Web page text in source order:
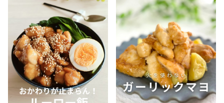
#簡単レシピ #時短レシピ #ズボラレシピ #胸肉 #鶏胸肉レシ
ピ #とりむね肉
#子どもが喜ぶごはん